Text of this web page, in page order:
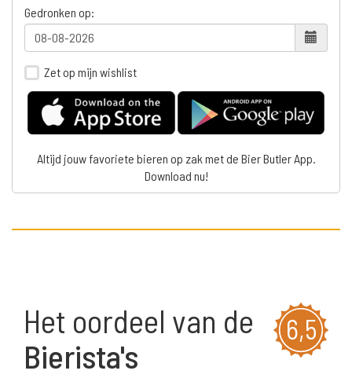
Gedronken op:
Zet op mijn wishlist
Altijd jouw favoriete bieren op zak met de Bier Butler App.
Download nu!
6,5
Het oordeel van de
Bierista's